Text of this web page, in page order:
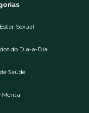
Sexual
do Dia-a-Dia
Saúde
Mental